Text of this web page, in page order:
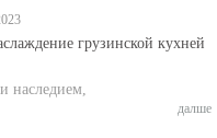
грузинской кухней
наследием,
далше